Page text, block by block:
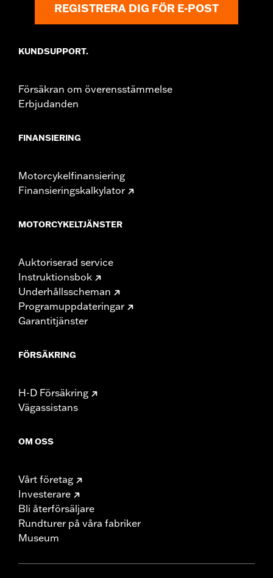
REGISTRERA DIG FÖR E-POST
KUNDSUPPORT.
Försäkran om överensstämmelse
Erbjudanden
FINANSIERING
Motorcykelfinansiering
Finansieringskalkylator
MOTORCYKELTJÄNSTER
Auktoriserad service
Instruktionsbok
Underhållsscheman
Programuppdateringar
Garantitjänster
FÖRSÄKRING
H-D Försäkring
Vägassistans
OM OSS
Vårt företag
Investerare
Bli återförsäljare
Rundturer på våra fabriker
Museum